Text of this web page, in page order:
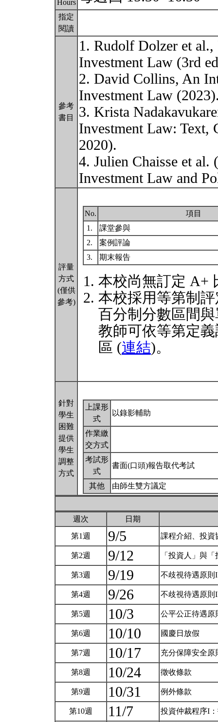
Hours
指定
閱讀
參考
書目
1. Rudolf Dolzer et
Investment Law (3rd
2. David Collins, An
Investment Law
3. Krista
Investment Law: Text,
2020).
4. Julien Chaisse et
Investment Law and
評量
方式
(僅供
參考)
No.
項目
1.
課堂參與
2.
案例評論
3.
期末報告
本校尚無訂定 A+
本校採用等第制
百分制分數區間
教師可依等第定
區 (連結)。
針對
學生
困難
提供
學生
調整
方式
上課形
式
以錄影輔助
作業繳
交方式
考試形
式
書面(口頭)報告取代考試
其他 由師生雙方議定
週次 日期
第1週 9/5 課程介紹、投
第2週 9/12 「投資人」與
第3週 9/19 不歧視待遇原
第4週 9/26 不歧視待遇原
第5週 10/3 公平公正待遇
第6週 10/10 國慶日放假
第7週 10/17 充分保障安全原
第8週 10/24 徵收條款
第9週 10/31 例外條款
第10週 11/7 投資仲裁程序I